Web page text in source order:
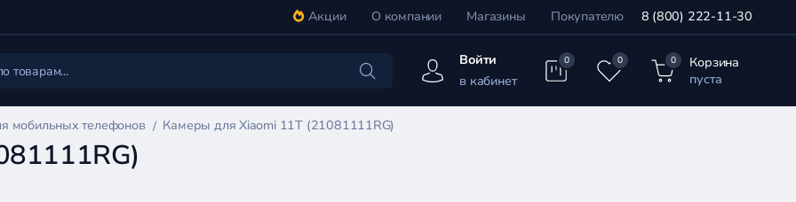
Акции О компании Магазины Покупателю 8 (800) 222-11-30
Войти
в кабинет
0 0 0
Корзина
пуста
мобильных телефонов Камеры для Xiaomi 11T (21081111RG)